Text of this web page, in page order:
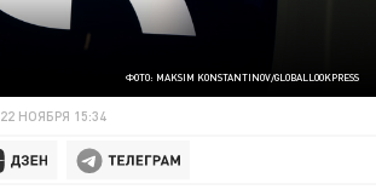
ФОТО: MAKSIM KONSTANTINOV/GLOBALLOOKPRESS
22 НОЯБРЯ 15:34